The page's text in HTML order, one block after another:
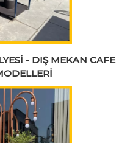
- DIŞ MEKAN CAFE